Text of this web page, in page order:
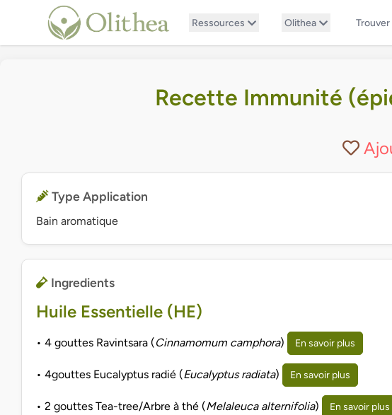
Ressources Olithea
Recette Immunité
Type Application
Bain aromatique
Ingredients
Huile Essentielle (HE)
• 4 gouttes Ravintsara (Cinnamomum camphora) En savoir plus
• 4gouttes Eucalyptus radié (Eucalyptus radiata) En savoir plus
• 2 gouttes Tea-tree/Arbre à thé (Melaleuca alternifolia) En savoir plus